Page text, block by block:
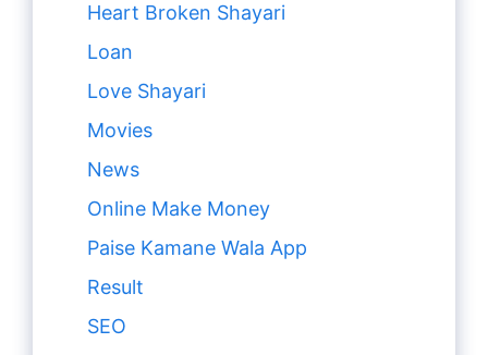
Heart Broken Shayari
Loan
Love Shayari
Movies
News
Online Make Money
Paise Kamane Wala App
Result
SEO